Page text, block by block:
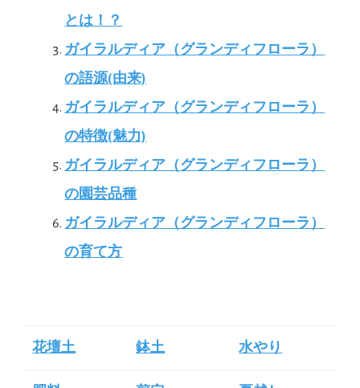
とは！？
ガイラルディア（グランディフローラ）
の語源(由来)
ガイラルディア（グランディフローラ）
の特徴(魅力)
ガイラルディア（グランディフローラ）
の園芸品種
ガイラルディア（グランディフローラ）
の育て方
花壇土 鉢土 水やり